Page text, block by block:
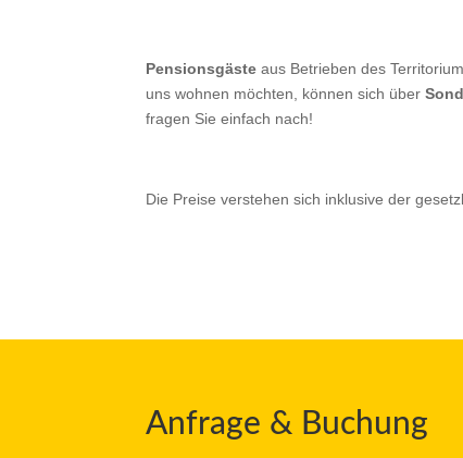
Pensionsgäste aus Betrieben des
uns wohnen möchten, können sich über
fragen Sie einfach nach!
Die Preise verstehen sich inklusive der
Anfrage & Buchung